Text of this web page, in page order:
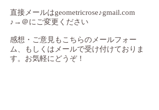
直接メールはgeometricrose♪gmail.com
♪→＠にご変更ください
​感想・ご意見もこちらのメールフォー
ム、もしくはメールで受け付けておりま
す。お気軽にどうぞ！